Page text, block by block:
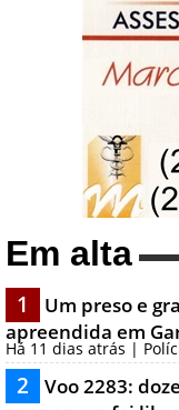
Em alta
1
Um preso e
apreendida em
Há 11 dias atrás |
2
Voo 2283: